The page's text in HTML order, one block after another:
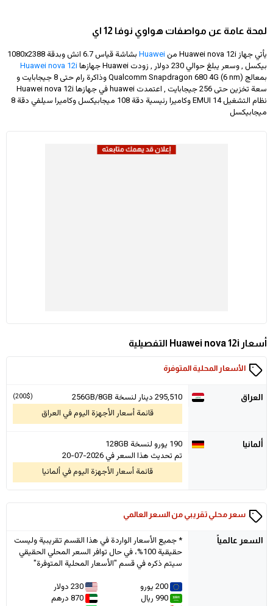
لمحة عامة عن مواصفات هواوي نوفا 12 اي
يأتي جهاز Huawei nova 12i من Huawei بشاشة قياس 6.7 انش وبدقة
1080x2388
بيكسل , وسعر يبلغ حوالي 230 دولار
, زودت Huawei جهازها
Huawei nova 12i
بمعالج Qualcomm Snapdragon 680 4G (6 nm) وذاكرة رام حتى 8 جيجابايت و
سعة تخزين حتى 256 جيجابايت , اعتمدت huawei في جهازها Huawei nova 12i
نظام التشغيل EMUI 14 وكاميرا رئيسية دقة 108 ميجابيكسل وكاميرا سيلفي دقة 8
ميجابيكسل
أسعار Huawei nova 12i التفصيلية
الأسعار المحلية المتوفرة
العراق 295,510
(200$)
دينار لنسخة 256GB/8GB
قائمة أسعار الأجهزة اليوم في العراق
ألمانيا
190 يورو لنسخة 128GB
تم تحديث هذا السعر في 2026-07-20
قائمة أسعار الأجهزة اليوم في ألمانيا
سعر محلي تقريبي من السعر العالمي
السعر عالمياً
* جميع الأسعار الواردة في هذا القسم تقريبية وليست
حقيقية 100%، في حال توافر السعر المحلي الحقيقي
سيتم ذكره في قسم "الأسعار المحلية المتوفرة"
200 يورو
230 دولار
990 ريال
870 درهم